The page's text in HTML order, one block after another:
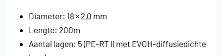
Diameter: 18 × 2,0 mm
Lengte: 200m
Aantal lagen: 5 (PE-RT II met EVOH-diffusiedichte